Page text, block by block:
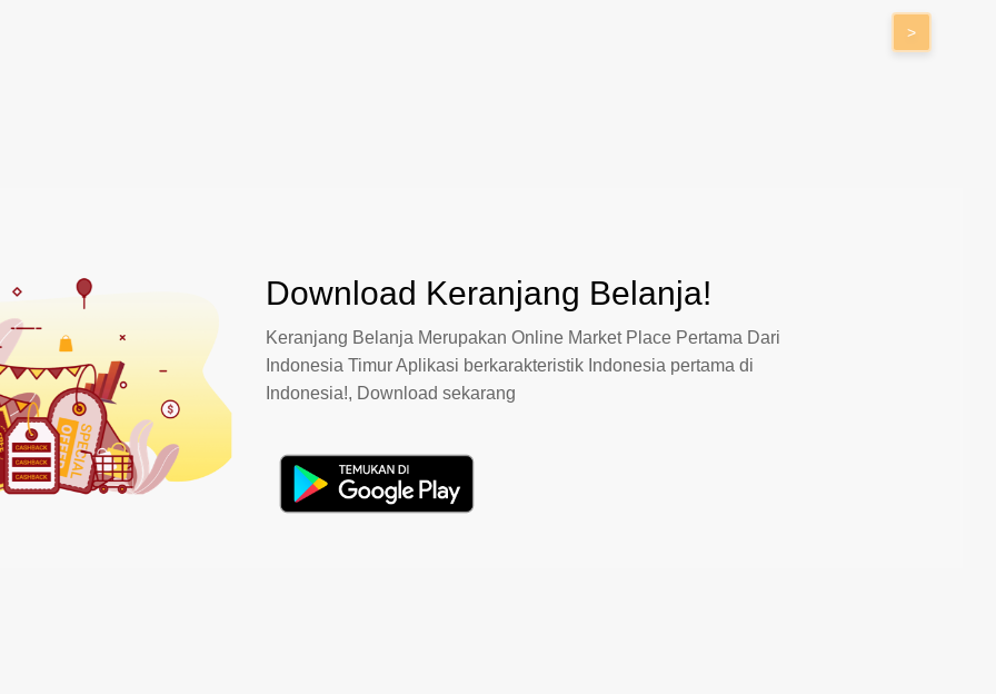
>
Download Keranjang Belanja!
Keranjang Belanja Merupakan Online Market Place Pertama Dari
Indonesia Timur Aplikasi berkarakteristik Indonesia pertama di
Indonesia!, Download sekarang